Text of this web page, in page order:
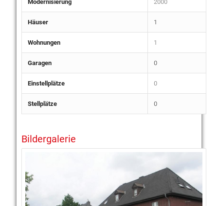
Modernisierung 2000
Häuser 1
Wohnungen 1
Garagen 0
Einstellplätze 0
Stellplätze 0
Bildergalerie